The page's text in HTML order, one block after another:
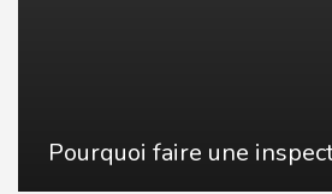
Pourquoi faire une